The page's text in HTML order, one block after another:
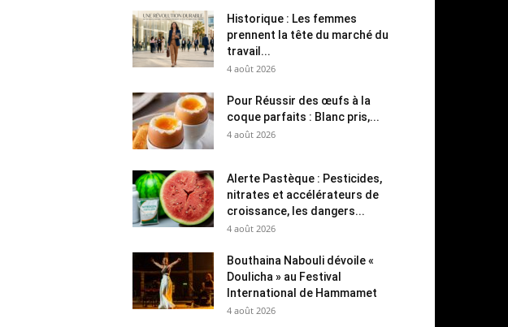
Historique : Les femmes
prennent la tête du marché du
travail...
4 août 2026
Pour Réussir des œufs à la
coque parfaits : Blanc pris,...
4 août 2026
Alerte Pastèque : Pesticides,
nitrates et accélérateurs de
croissance, les dangers...
4 août 2026
Bouthaina Nabouli dévoile «
Doulicha » au Festival
International de Hammamet
4 août 2026